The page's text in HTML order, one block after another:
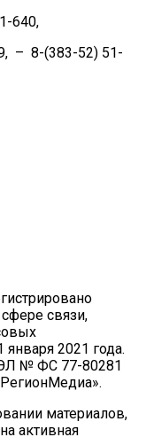
640,
– 8-(383-52) 51-
связи,
2021 года.
№ ФС 77-80281
материалов,
активная